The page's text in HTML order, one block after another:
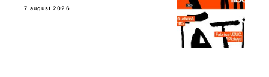
7 august 2026